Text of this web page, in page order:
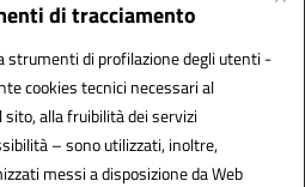
di tracciamento
strumenti di profilazione degli utenti -
cookies tecnici necessari al
alla fruibilità dei servizi
– sono utilizzati, inoltre,
messi a disposizione da Web
rcic84800t@pec.istruzione.it
(IPA): istsc_rcic84800t
UF3A7N